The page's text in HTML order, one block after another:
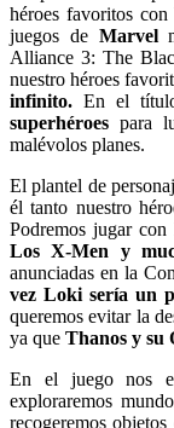
héroes favoritos
juegos deMarvel
Alliance 3: The
nuestro héroes
infinito. En el
superhéroes para
malévolos planes.
El plantel de
él tanto nuestro
Podremos jugar con
Los X-Men y
anunciadas en la
vez Loki sería un
queremos evitar la
ya que Thanos y su
En el juego nos
exploraremos
recogeremos